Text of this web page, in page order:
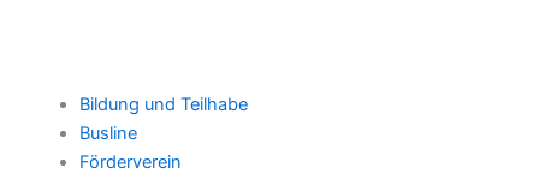
Bildung und Teilhabe
Busline
Förderverein